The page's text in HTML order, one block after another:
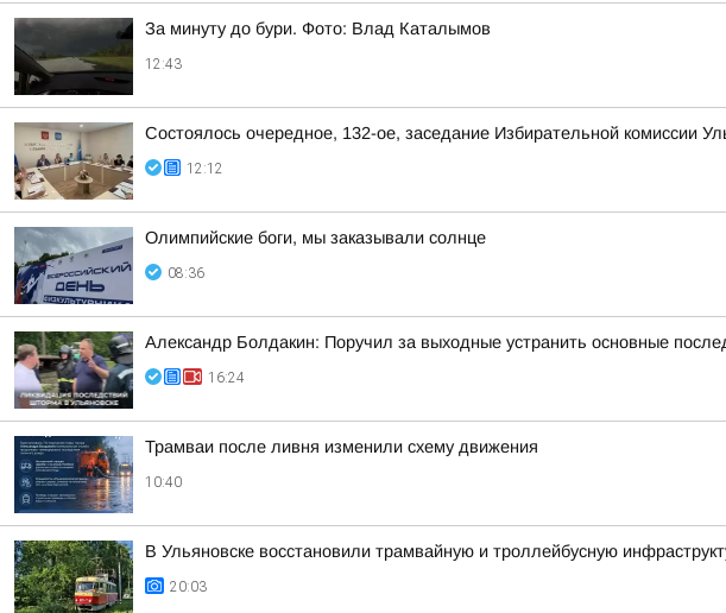
За минуту до бури. Фото: Влад Каталымов
12:43
Состоялось очередное, 132-ое, заседание Избирательной комиссии
12:12
Олимпийские боги, мы заказывали солнце
08:36
Александр Болдакин: Поручил за выходные устранить основные
16:24
Трамваи после ливня изменили схему движения
10:40
В Ульяновске восстановили трамвайную и троллейбусную
20:03